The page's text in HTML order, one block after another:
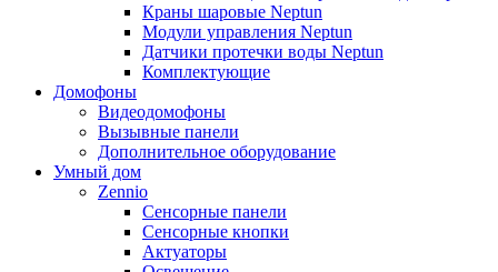
Краны шаровые Neptun
Модули управления Neptun
Датчики протечки воды Neptun
Комплектующие
Домофоны
Видеодомофоны
Вызывные панели
Дополнительное оборудование
Умный дом
Zennio
Сенсорные панели
Сенсорные кнопки
Актуаторы